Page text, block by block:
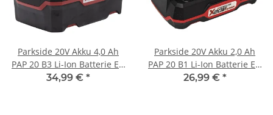
Parkside 20V Akku 4,0 Ah
PAP 20 B3 Li-Ion Batterie EU
für Geräte der Parkside X
34,99 € *
Parkside 20V Akku 2,0 Ah
PAP 20 B1 Li-Ion Batterie EU
für Geräte der Parkside X
26,99 € *